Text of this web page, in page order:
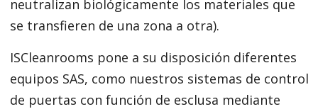
neutralizan biológicamente los materiales que
se transfieren de una zona a otra).
ISCleanrooms pone a su disposición diferentes
equipos SAS, como nuestros sistemas de control
de puertas con función de esclusa mediante